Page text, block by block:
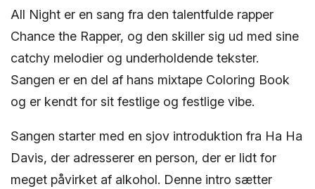
All Night er en sang fra den talentfulde rapper
Chance the Rapper, og den skiller sig ud med sine
catchy melodier og underholdende tekster.
Sangen er en del af hans mixtape Coloring Book
og er kendt for sit festlige og festlige vibe.
Sangen starter med en sjov introduktion fra Ha Ha
Davis, der adresserer en person, der er lidt for
meget påvirket af alkohol. Denne intro sætter